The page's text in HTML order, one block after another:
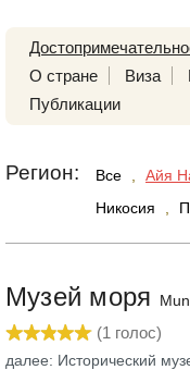
О стране
Виза
Публикации
Регион: Все Айя
Никосия
Музей моря
(1 голос)
далее: Исторический